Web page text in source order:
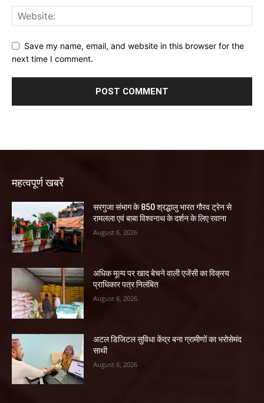
Save my name, email, and website in this browser for the
next time I comment.
महत्वपूर्ण खबरें
सरगुजा संभाग के 850 श्रद्धालु भारत गौरव ट्रेन से
रामलला एवं बाबा विश्वनाथ के दर्शन के लिए रवाना
August 6, 2026
अधिक मूल्य पर खाद बेचने वाली एजेंसी का विक्रय
प्राधिकार पत्र निलंबित
August 6, 2026
अटल डिजिटल सुविधा केंद्र बना ग्रामीणों का भरोसेमंद
साथी
August 6, 2026